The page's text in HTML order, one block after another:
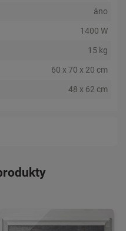
áno
1400 W
15 kg
60 x 70 x 20 cm
48 x 62 cm